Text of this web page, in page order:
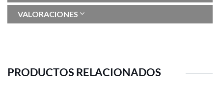
VALORACIONES
PRODUCTOS RELACIONADOS